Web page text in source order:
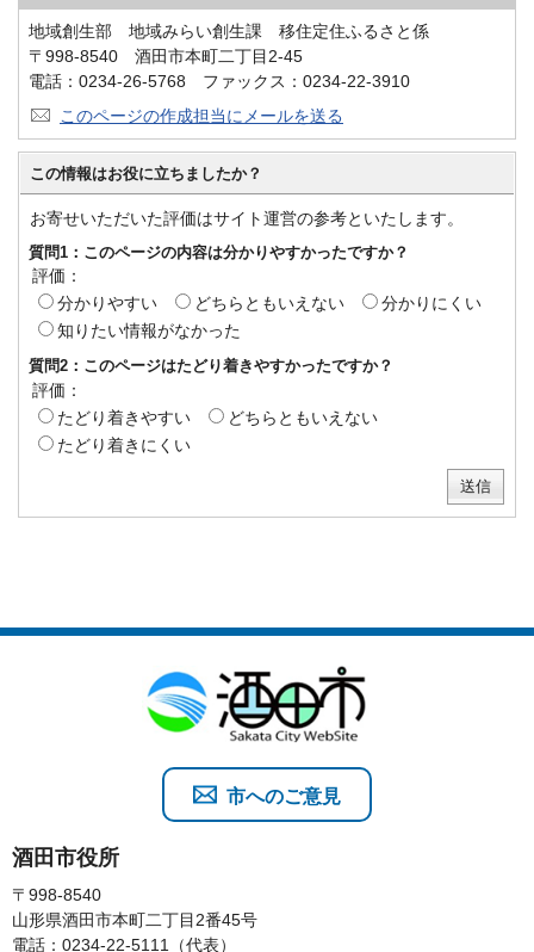
地域創生部 地域みらい創生課 移住定住ふるさと係
〒998-8540 酒田市本町二丁目2-45
電話：0234-26-5768 ファックス：0234-22-3910
このページの作成担当にメールを送る
この情報はお役に立ちましたか？
お寄せいただいた評価はサイト運営の参考といたします。
質問1：このページの内容は分かりやすかったですか？
評価：
分かりやすい
どちらともいえない
分かりにくい
知りたい情報がなかった
質問2：このページはたどり着きやすかったですか？
評価：
たどり着きやすい
どちらともいえない
たどり着きにくい
酒田市役所
〒998-8540
山形県酒田市本町二丁目2番45号
電話：0234-22-5111（代表）
市へのご意見